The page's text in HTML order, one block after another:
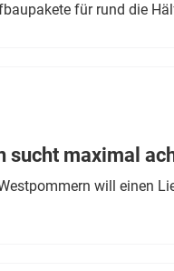
für rund die
sucht maximal
will einen